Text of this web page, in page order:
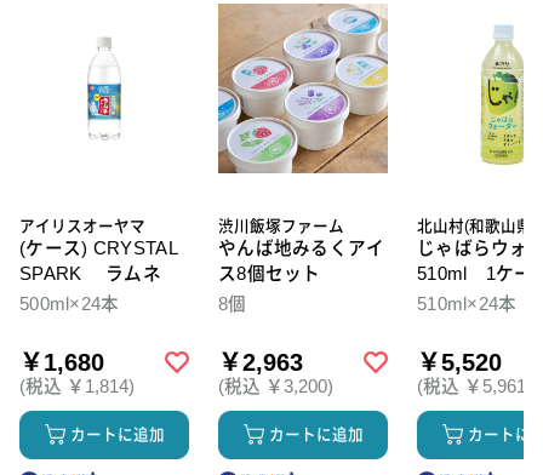
アイリスオーヤマ
(ケース) CRYSTAL
SPARK ラムネ
500ml×24本
￥1,680
(税込 ￥1,814)
カートに追加
渋川飯塚ファーム
やんば地みるくアイ
ス8個セット
8個
￥2,963
(税込 ￥3,200)
カートに追加
北山村(和歌山県)
じゃばらウォ
510ml 1ケー
本入
510ml×24本
￥5,520
(税込 ￥5,961)
カートに